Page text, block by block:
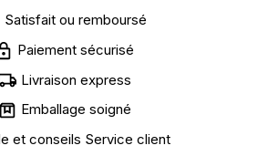
Satisfait ou remboursé
Paiement sécurisé
Livraison express
Emballage soigné
et conseils Service client